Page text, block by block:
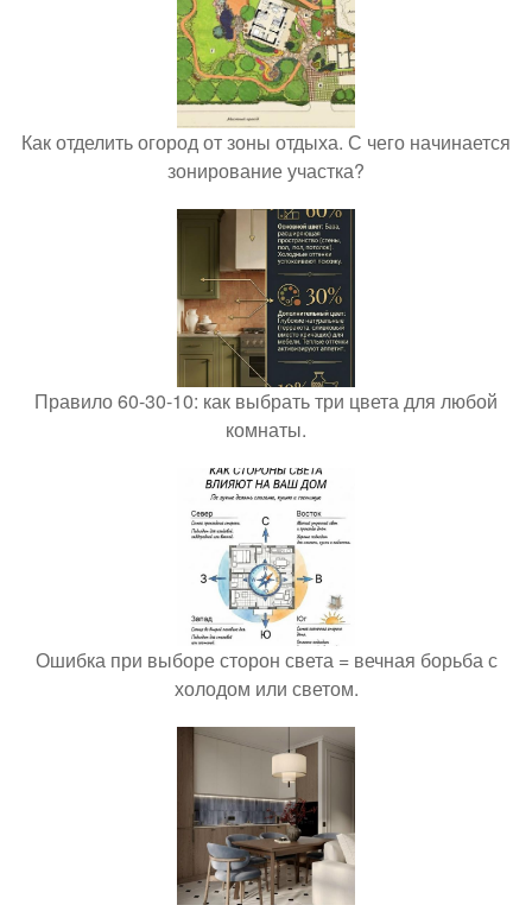
Как отделить огород от зоны отдыха. С чего начинается
зонирование участка?
Правило 60-30-10: как выбрать три цвета для любой
комнаты.
Ошибка при выборе сторон света = вечная борьба с
холодом или светом.